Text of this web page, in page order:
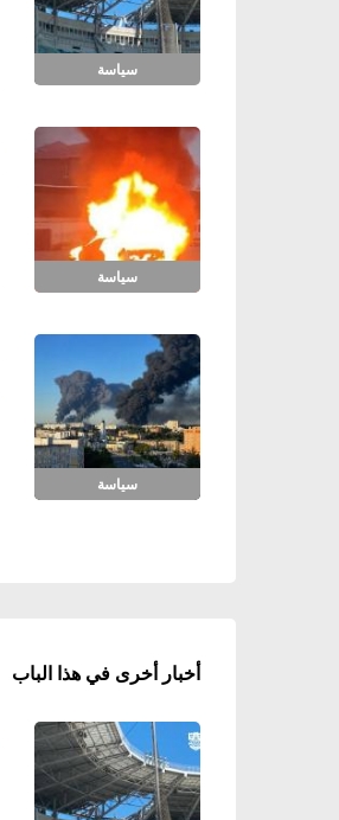
سياسة
سياسة
سياسة
أخبار أخرى في هذا الباب